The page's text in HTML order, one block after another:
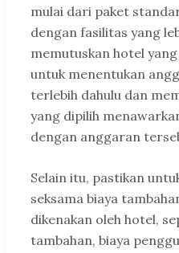
mulai dari paket
dengan fasilitas yang
memutuskan hotel
untuk menentukan
terlebih dahulu dan
yang dipilih
dengan anggaran
Selain itu, pastikan
seksama biaya
dikenakan oleh hotel,
tambahan, biaya